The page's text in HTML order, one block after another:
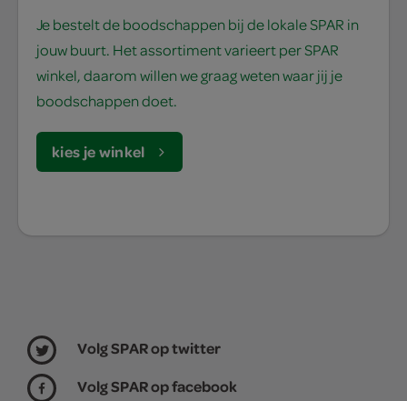
Je bestelt de boodschappen bij de lokale SPAR in
jouw buurt. Het assortiment varieert per SPAR
winkel, daarom willen we graag weten waar jij je
boodschappen doet.
kies je winkel
Volg SPAR op twitter
Volg SPAR op facebook